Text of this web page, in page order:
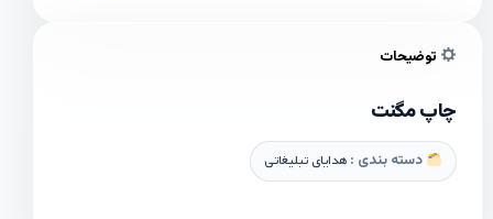
توضیحات
چاپ مگنت
دسته بندی : هدایای تبلیغاتی